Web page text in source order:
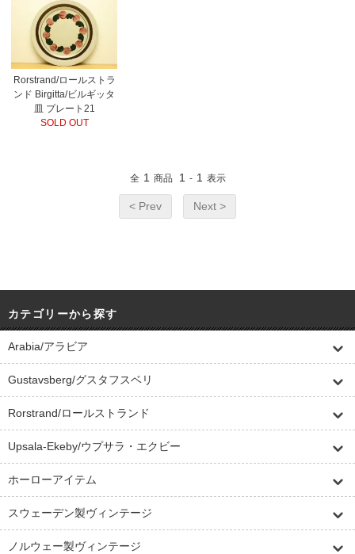
Rorstrand/ロールストラ
ンド Birgitta/ビルギッタ
皿 プレート21
SOLD OUT
全 1 商品 1 - 1 表示
< Prev Next >
カテゴリーから探す
Arabia/アラビア
Gustavsberg/グスタフスベリ
Rorstrand/ロールストランド
Upsala-Ekeby/ウプサラ・エクビー
ホーローアイテム
スウェーデン製ヴィンテージ
ノルウェー製ヴィンテージ